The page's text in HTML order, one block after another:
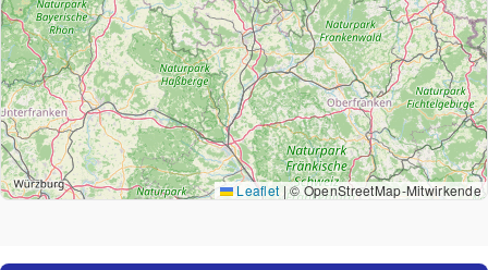
Leaflet |© OpenStreetMap-Mitwirkende